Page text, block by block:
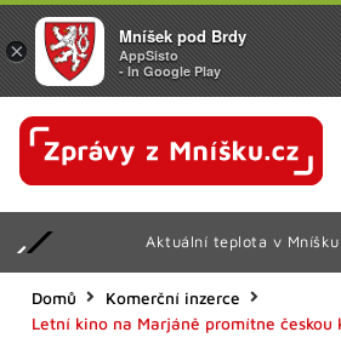
Aktuální teplota v Mníšku
Domů
Komerční inzerce
Letní kino na Marjáně promítne českou
×
Mníšek pod Brdy
AppSisto
- In Google Play